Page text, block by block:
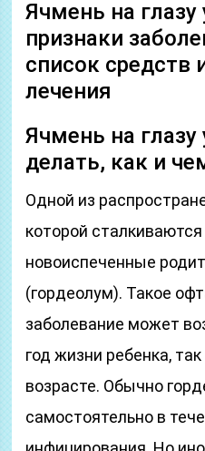
Ячмень на глазу
признаки
список средств
лечения
Ячмень на глазу
делать, как и
Одной из
которой
новоиспеченные
(гордеолум). Такое
заболевание может
год жизни ребенка,
возрасте. Обычно
самостоятельно в